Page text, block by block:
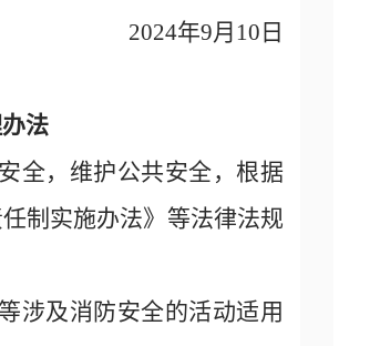
2024年9月 10 日
法
全，维护公共安全，根据
制实施办法》等法律法规
涉及消防安全的活动适用